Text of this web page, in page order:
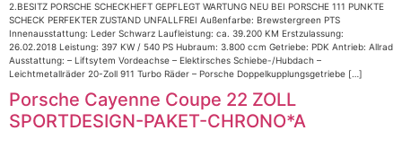
2.BESITZ PORSCHE SCHECKHEFT GEPFLEGT WARTUNG NEU BEI PORSCHE 111 PUNKTE
SCHECK PERFEKTER ZUSTAND UNFALLFREI Außenfarbe: Brewstergreen PTS
Innenausstattung: Leder Schwarz Laufleistung: ca. 39.200 KM Erstzulassung:
26.02.2018 Leistung: 397 KW / 540 PS Hubraum: 3.800 ccm Getriebe: PDK Antrieb: Allrad
Ausstattung: – Liftsytem Vordeachse – Elektirsches Schiebe-/Hubdach –
Leichtmetallräder 20-Zoll 911 Turbo Räder – Porsche Doppelkupplungsgetriebe […]
Porsche Cayenne Coupe 22 ZOLL
SPORTDESIGN-PAKET-CHRONO*A